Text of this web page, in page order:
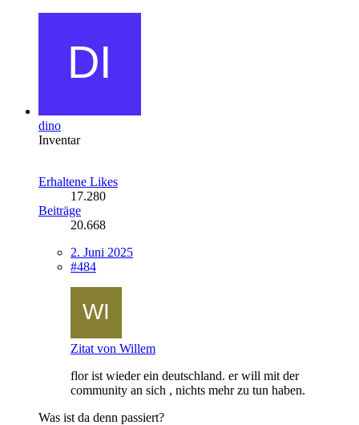
dino
Inventar
Erhaltene Likes
17.280
Beiträge
20.668
2. Juni 2025
#484
Zitat von Willem
flor ist wieder ein deutschland. er will mit der
community an sich , nichts mehr zu tun haben.
Was ist da denn passiert?